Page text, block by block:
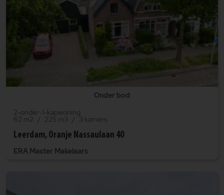
Onder bod
2-onder-1-kapwoning
62 m2 225 m3
3 kamers
Leerdam, Oranje Nassaulaan 40
ERA Master Makelaars